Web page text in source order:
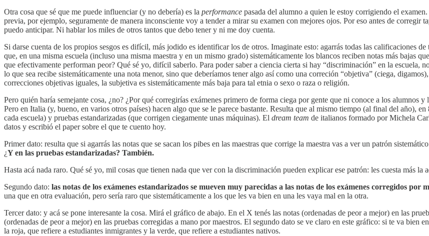
Otra cosa que sé que me puede influenciar (y no debería) es la performance pasada del alumno a quien le estoy corrigiendo el
previa, por ejemplo, seguramente de manera inconsciente voy a tender a mirar su examen con mejores ojos. Por eso antes de corregir
puedo anticipar. Ni hablar los miles de otros tantos que debo tener y ni me doy cuenta.
Si darse cuenta de los propios sesgos es difícil, más jodido es identificar los de otros. Imaginate esto: agarrás todas las calificaciones
que, en una misma escuela (incluso una misma maestra y en un mismo grado) sistemáticamente los blancos reciben notas más bajas
que efectivamente performan peor? Qué sé yo, difícil saberlo. Para poder saber a ciencia cierta si hay “discriminación” en la escuela,
lo que sea recibe sistemáticamente una nota menor, sino que deberíamos tener algo así como una correción “objetiva” (ciega,
correcciones objetivas iguales, la subjetiva es sistemáticamente más baja para tal etnia o sexo o raza o religión.
Pero quién haría semejante cosa, ¿no? ¿Por qué corregirías exámenes primero de forma ciega por gente que ni conoce a los alumnos
Pero en Italia (y, bueno, en varios otros países) hacen algo que se le parece bastante. Resulta que al mismo tiempo (al final del año),
cada escuela) y pruebas estandarizadas (que corrigen ciegamente unas máquinas). El dream team de italianos formado por Michela
datos y escribió el paper sobre el que te cuento hoy.
Primer dato: resulta que si agarrás las notas que se sacan los pibes en las maestras que corrige la maestra vas a ver un patrón
¿Y en las pruebas estandarizadas? También.
Hasta acá nada raro. Qué sé yo, mil cosas que tienen nada que ver con la discriminación pueden explicar ese patrón: les cuesta más
Segundo dato: las notas de los exámenes estandarizados se mueven muy parecidas a las notas de los exámenes corregidos por
una que en otra evaluación, pero sería raro que sistemáticamente a los que les va bien en una les vaya mal en la otra.
Tercer dato: y acá se pone interesante la cosa. Mirá el gráfico de abajo. En el X tenés las notas (ordenadas de peor a mejor) en las
(ordenadas de peor a mejor) en las pruebas corregidas a mano por maestros. El segundo dato se ve claro en este gráfico: si te va bien
la roja, que refiere a estudiantes inmigrantes y la verde, que refiere a estudiantes nativos.